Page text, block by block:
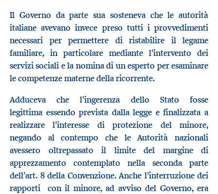
Il Governo da parte sua sosteneva che le autorità
italiane avevano invece preso tutti i provvedimenti
necessari per permettere di ristabilire il legame
familiare, in particolare mediante l’intervento dei
servizi sociali e la nomina di un esperto per esaminare
le competenze materne della ricorrente.
Adduceva che l’ingerenza dello Stato fosse
legittima essendo prevista dalla legge e finalizzata a
realizzare l’interesse di protezione del minore,
negando al contempo che le Autorità nazionali
avessero oltrepassato il limite del margine di
apprezzamento contemplato nella seconda parte
dell’art. 8 della Convenzione. Anche l’interruzione dei
rapporti con il minore, ad avviso del Governo, era